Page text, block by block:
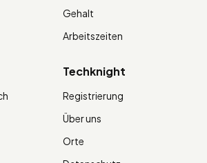
Gehalt
Arbeitszeiten
Techknight
Registrierung
Über uns
Orte